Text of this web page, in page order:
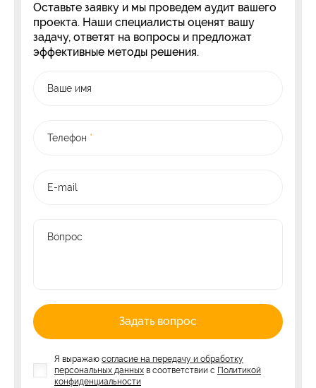
Оставьте заявку и мы проведем аудит вашего
проекта. Наши специалисты оценят вашу
задачу, ответят на вопросы и предложат
эффективные методы решения.
Ваше имя
Телефон *
E-mail
Вопрос
Задать вопрос
Я выражаю согласие на передачу и обработку
персональных данных в соответствии с Политикой
конфиденциальности